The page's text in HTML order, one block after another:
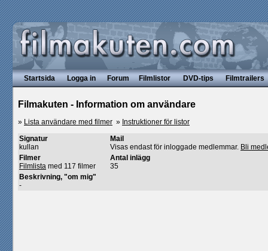
Startsida Logga in Forum Filmlistor DVD-tips Filmtrailers
Filmakuten - Information om användare
» Lista användare med filmer » Instruktioner för listor
Signatur
kullan
Mail
Visas endast för inloggade medlemmar. Bli
Filmer
Filmlista med 117 filmer
Antal inlägg
35
Beskrivning, "om mig"
-